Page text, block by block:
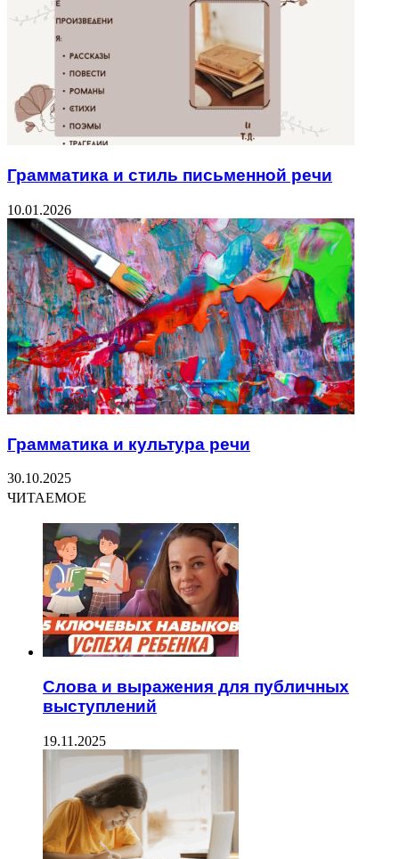
Грамматика и стиль письменной речи
10.01.2026
Грамматика и культура речи
30.10.2025
ЧИТАЕМОЕ
Слова и выражения для публичных
выступлений
19.11.2025